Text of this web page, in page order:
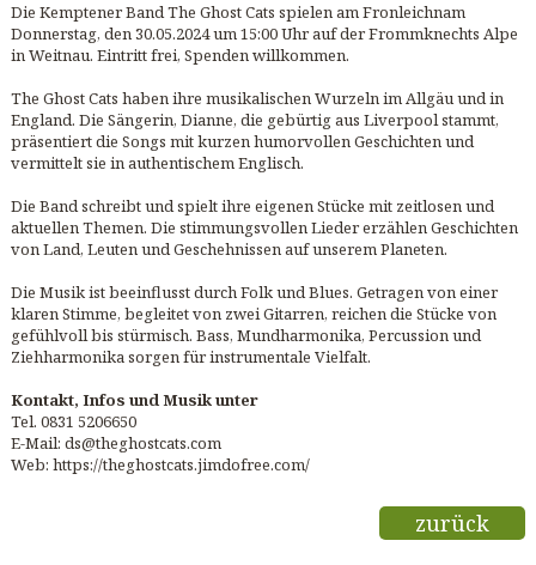
Die Kemptener Band The Ghost Cats spielen am Fronleichnam
Donnerstag, den 30.05.2024 um 15:00 Uhr auf der Frommknechts Alpe
in Weitnau. Eintritt frei, Spenden willkommen.
The Ghost Cats haben ihre musikalischen Wurzeln im Allgäu und in
England. Die Sängerin, Dianne, die gebürtig aus Liverpool stammt,
präsentiert die Songs mit kurzen humorvollen Geschichten und
vermittelt sie in authentischem Englisch.
Die Band schreibt und spielt ihre eigenen Stücke mit zeitlosen und
aktuellen Themen. Die stimmungsvollen Lieder erzählen Geschichten
von Land, Leuten und Geschehnissen auf unserem Planeten.
Die Musik ist beeinflusst durch Folk und Blues. Getragen von einer
klaren Stimme, begleitet von zwei Gitarren, reichen die Stücke von
gefühlvoll bis stürmisch. Bass, Mundharmonika, Percussion und
Ziehharmonika sorgen für instrumentale Vielfalt.
Kontakt, Infos und Musik unter
Tel. 0831 5206650
E-Mail: ds@theghostcats.com
Web: https://theghostcats.jimdofree.com/
zurück